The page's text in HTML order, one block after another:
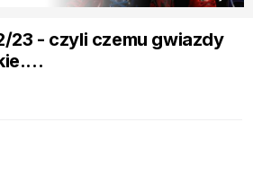
23 - czyli czemu gwiazdy